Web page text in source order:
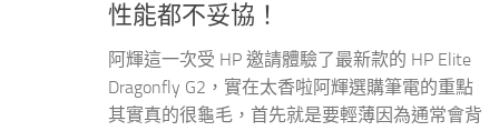
性能都不妥協！
阿輝這一次受 HP 邀請體驗了最新款的 HP Elite
Dragonfly G2，實在太香啦阿輝選購筆電的重點
其實真的很龜毛，首先就是要輕薄因為通常會背